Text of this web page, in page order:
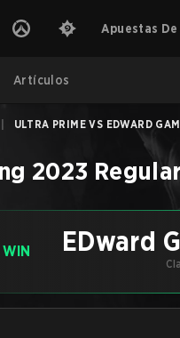
Apuestas
Artículos
ULTRA PRIME VS EDWARD
2023
WIN EDward